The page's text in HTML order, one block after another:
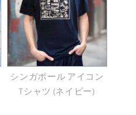
シンガポール アイコン
Tシャツ (ネイビー)